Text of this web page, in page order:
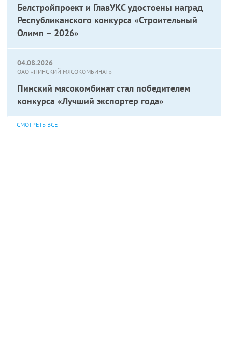
Белстройпроект и ГлавУКС удостоены наград
Республиканского конкурса «Строительный
Олимп – 2026»
04.08.2026
ОАО «ПИНСКИЙ МЯСОКОМБИНАТ»
Пинский мясокомбинат стал победителем
конкурса «Лучший экспортер года»
СМОТРЕТЬ ВСЕ